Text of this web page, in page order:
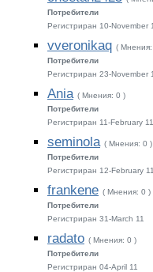
Потребители
Регистриран 10-November
vveronikaq (
Потребители
Регистриран 23-November
Ania ( Мнения: 0 )
Потребители
Регистриран 11-February 11
seminola ( Мнения: 0 )
Потребители
Регистриран 12-February 11
frankene ( Мнения: 0 )
Потребители
Регистриран 31-March 11
radato ( Мнения: 0 )
Потребители
Регистриран 04-April 11